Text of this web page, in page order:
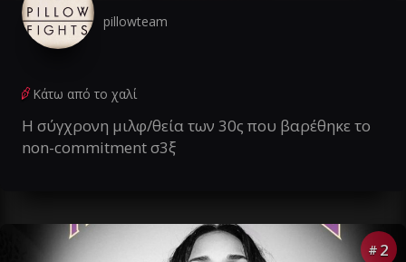
pillowteam
Κάτω από το χαλί
Η σύγχρονη μιλφ/θεία των 30ς που βαρέθηκε το
non-commitment σ3ξ
# 2